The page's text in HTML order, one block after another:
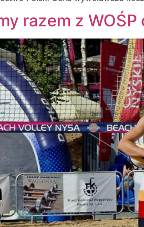
razem z WOŚP